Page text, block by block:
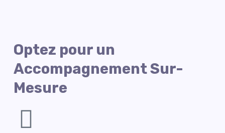
Optez pour un
Accompagnement Sur-
Mesure